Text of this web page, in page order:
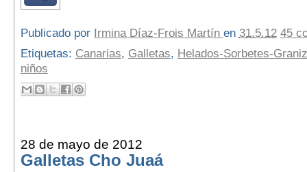
Publicado por Irmina Díaz-Frois Martín en 31.5.12 45
Etiquetas: Canarias, Galletas, Helados-Sorbetes-
niños
28 de mayo de 2012
Galletas Cho Juaá